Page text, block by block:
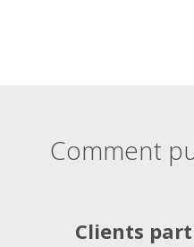
Comment
Clients